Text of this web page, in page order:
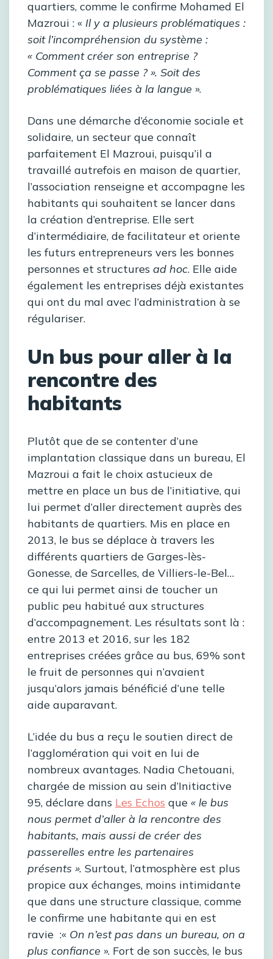
quartiers, comme le confirme Mohamed El
Mazroui : « Il y a plusieurs problématiques :
soit l’incompréhension du système :
« Comment créer son entreprise ?
Comment ça se passe ? ». Soit des
problématiques liées à la langue ».
Dans une démarche d’économie sociale et
solidaire, un secteur que connaît
parfaitement El Mazroui, puisqu’il a
travaillé autrefois en maison de quartier,
l’association renseigne et accompagne les
habitants qui souhaitent se lancer dans
la création d’entreprise. Elle sert
d’intermédiaire, de facilitateur et oriente
les futurs entrepreneurs vers les bonnes
personnes et structures ad hoc. Elle aide
également les entreprises déjà existantes
qui ont du mal avec l’administration à se
régulariser.
Un bus pour aller à la
rencontre des
habitants
Plutôt que de se contenter d’une
implantation classique dans un bureau, El
Mazroui a fait le choix astucieux de
mettre en place un bus de l’initiative, qui
lui permet d’aller directement auprès des
habitants de quartiers. Mis en place en
2013, le bus se déplace à travers les
différents quartiers de Garges-lès-
Gonesse, de Sarcelles, de Villiers-le-Bel…
ce qui lui permet ainsi de toucher un
public peu habitué aux structures
d’accompagnement. Les résultats sont là :
entre 2013 et 2016, sur les 182
entreprises créées grâce au bus, 69% sont
le fruit de personnes qui n’avaient
jusqu’alors jamais bénéficié d’une telle
aide auparavant.
L’idée du bus a reçu le soutien direct de
l’agglomération qui voit en lui de
nombreux avantages. Nadia Chetouani,
chargée de mission au sein d’Initiactive
95, déclare dans Les Echos que « le bus
nous permet d’aller à la rencontre des
habitants, mais aussi de créer des
passerelles entre les partenaires
présents ». Surtout, l’atmosphère est plus
propice aux échanges, moins intimidante
que dans une structure classique, comme
le confirme une habitante qui en est
ravie :« On n’est pas dans un bureau, on a
plus confiance ». Fort de son succès, le bus